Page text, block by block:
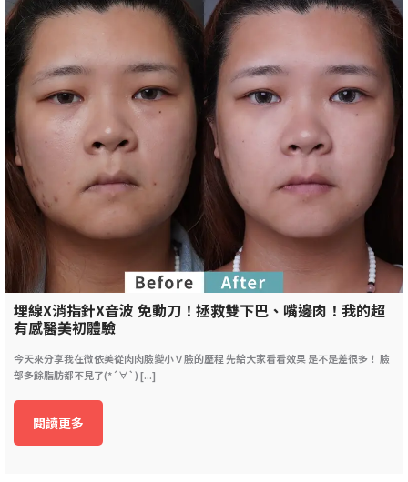
埋線X消指針X音波 免動刀！拯救雙下巴、嘴邊肉！我的超
有感醫美初體驗
今天來分享我在微依美從肉肉臉變小Ｖ臉的歷程 先給大家看看效果 是不是差很多！ 臉
部多餘脂肪都不見了(*´∀`) [...]
閱讀更多